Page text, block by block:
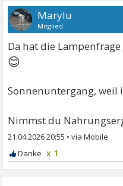
Marylu
Mitglied
Da hat die
😊
Sonnenuntergang, weil
Nimmst du
21.04.2026 20:55 •
x 1